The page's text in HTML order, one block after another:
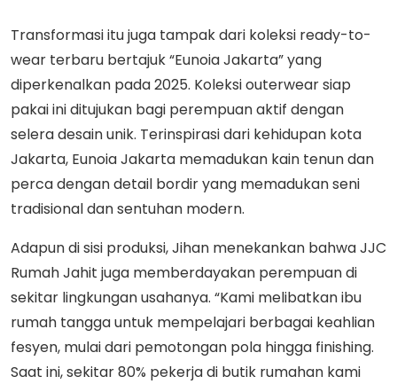
Transformasi itu juga tampak dari koleksi ready-to-
wear terbaru bertajuk “Eunoia Jakarta” yang
diperkenalkan pada 2025. Koleksi outerwear siap
pakai ini ditujukan bagi perempuan aktif dengan
selera desain unik. Terinspirasi dari kehidupan kota
Jakarta, Eunoia Jakarta memadukan kain tenun dan
perca dengan detail bordir yang memadukan seni
tradisional dan sentuhan modern.
Adapun di sisi produksi, Jihan menekankan bahwa JJC
Rumah Jahit juga memberdayakan perempuan di
sekitar lingkungan usahanya. “Kami melibatkan ibu
rumah tangga untuk mempelajari berbagai keahlian
fesyen, mulai dari pemotongan pola hingga finishing.
Saat ini, sekitar 80% pekerja di butik rumahan kami